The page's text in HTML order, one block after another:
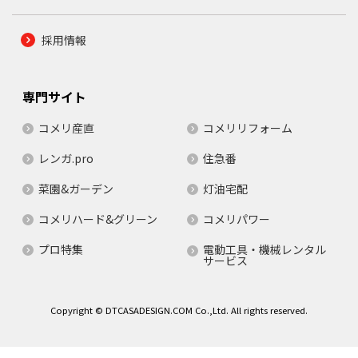
採用情報
専門サイト
コメリ産直
コメリリフォーム
レンガ.pro
住急番
菜園&ガーデン
灯油宅配
コメリハード&グリーン
コメリパワー
プロ特集
電動工具・機械レンタル
サービス
Copyright © DTCASADESIGN.COM Co.,Ltd. All rights reserved.